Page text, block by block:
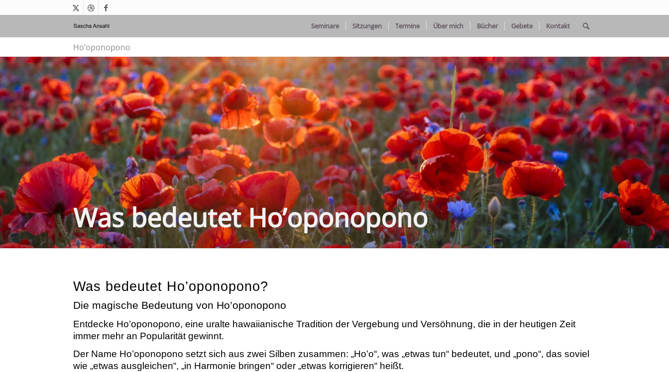
Seminare Sitzungen Termine Über mich Bücher Gebete Kontakt
Ho’oponopono
Was bedeutet Ho’oponopono
Was bedeutet Ho’oponopono?
Die magische Bedeutung von Ho’oponopono
Entdecke Ho’oponopono, eine uralte hawaiianische Tradition der Vergebung und Versöhnung, die in der heutigen Zeit
immer mehr an Popularität gewinnt.
Der Name Ho’oponopono setzt sich aus zwei Silben zusammen: „Ho’o“, was „etwas tun“ bedeutet, und „pono“, das soviel
wie „etwas ausgleichen“, „in Harmonie bringen“ oder „etwas korrigieren“ heißt.